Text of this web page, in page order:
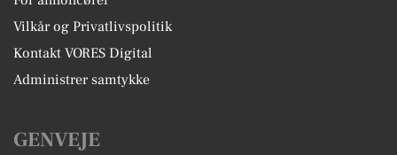
Vilkår og Privatlivspolitik
Kontakt VORES Digital
Administrer samtykke
GENVEJE